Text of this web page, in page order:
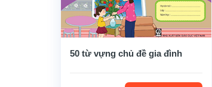
50 từ vựng chủ đề gia đình